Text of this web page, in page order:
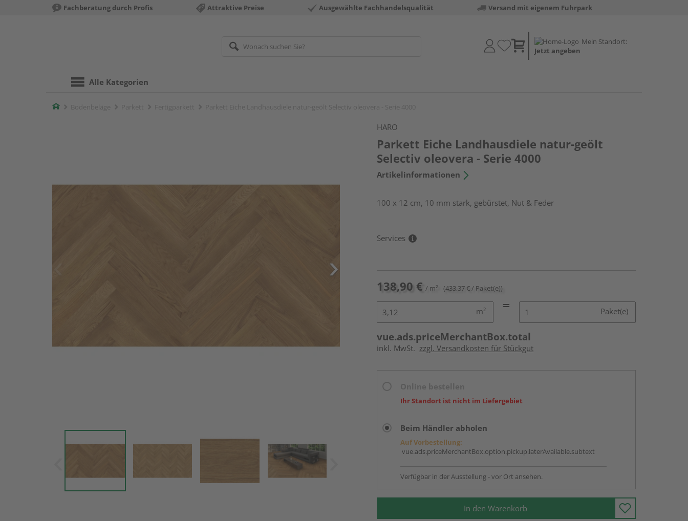
Fachberatung durch Profis Attraktive Preise Ausgewählte Fachhandelsqualität Versand mit eigenem Fuhrpark
Mein Standort:
Jetzt angeben
Alle Kategorien
Home
HARO
Parkett Eiche Landhausdiele natur-geölt
Selectiv oleovera - Serie 4000
Artikelinformationen
100 x 12 cm, 10 mm stark, gebürstet, Nut & Feder
Services
138,90 € / m² (433,37 € / Paket(e))
m² Paket(e)
vue.ads.priceMerchantBox.total
inkl. MwSt. zzgl. Versandkosten für Stückgut
Ihr Standort ist nicht im Liefergebiet
Beim Händler abholen
Auf Vorbestellung:
vue.ads.priceMerchantBox.option.pickup.laterAvailable.subtext
Verfügbar in der Ausstellung - vor Ort ansehen.
In den Warenkorb